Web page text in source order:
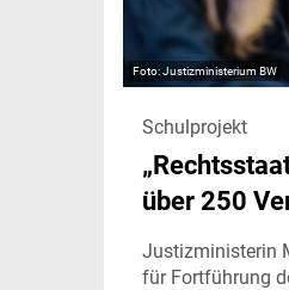
Justizministerium BW
Schulprojekt
über 250
Justizministerin
für Fortführung